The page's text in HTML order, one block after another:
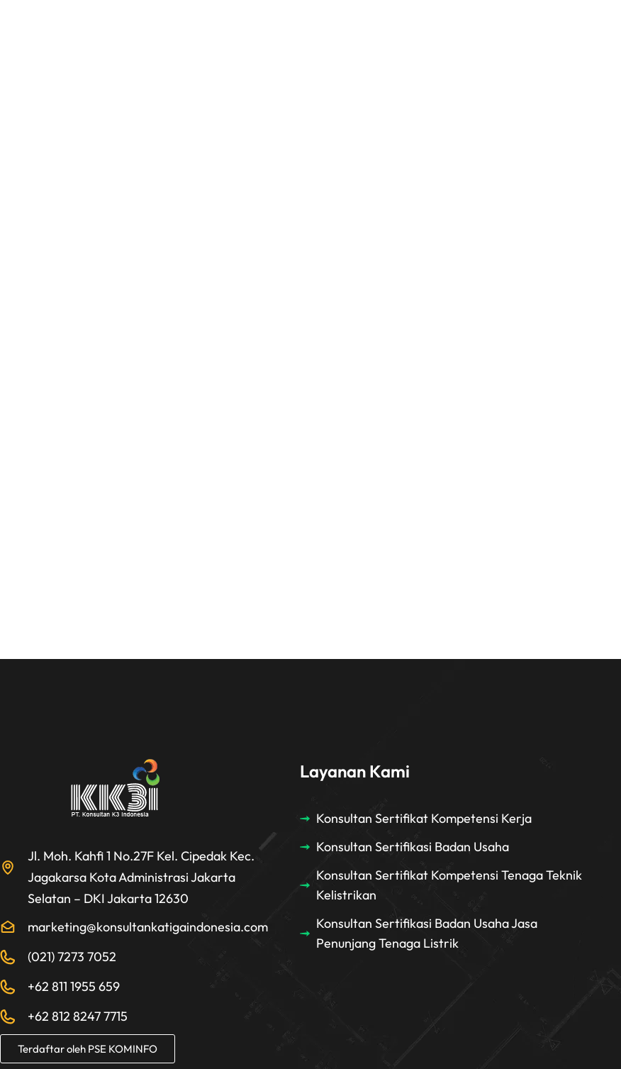
Jl. Moh. Kahfi 1 No.27F Kel. Cipedak Kec.
Jagakarsa Kota Administrasi Jakarta
Selatan – DKI Jakarta 12630
marketing@konsultankatigaindonesia.com
(021) 7273 7052
+62 811 1955 659
+62 812 8247 7715
Layanan Kami
Konsultan Sertifikat Kompetensi Kerja
Konsultan Sertifikasi Badan Usaha
Konsultan Sertifikat Kompetensi Tenaga Teknik
Kelistrikan
Konsultan Sertifikasi Badan Usaha Jasa
Penunjang Tenaga Listrik
Terdaftar oleh PSE KOMINFO